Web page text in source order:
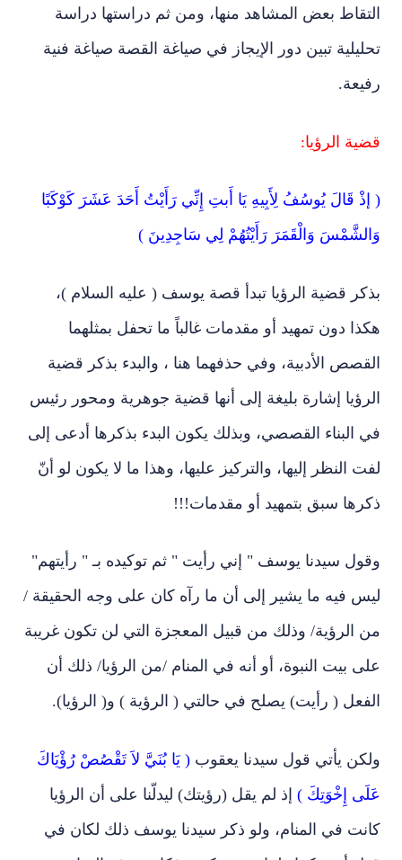
التقاط بعض المشاهد منها، ومن ثم دراستها دراسة
تحليلية تبين دور الإيجاز في صياغة القصة صياغة فنية
رفيعة.
قضية الرؤيا:
( إذْ قَالَ يُوسُفُ لِأَبِيهِ يَا أَبتِ إِنِّي رَأَيْتُ أَحَدَ عَشَرَ كَوْكَبًا
وَالشَّمْسَ وَالْقَمَرَ رَأَيْتُهُمْ لِي سَاجِدِينَ )
بذكر قضية الرؤيا تبدأ قصة يوسف ( عليه السلام )،
هكذا دون تمهيد أو مقدمات غالباً ما تحفل بمثلهما
القصص الأدبية، وفي حذفهما هنا ، والبدء بذكر قضية
الرؤيا إشارة بليغة إلى أنها قضية جوهرية ومحور رئيس
في البناء القصصي، وبذلك يكون البدء بذكرها أدعى إلى
لفت النظر إليها، والتركيز عليها، وهذا ما لا يكون لو أنّ
ذكرها سبق بتمهيد أو مقدمات!!!
وقول سيدنا يوسف " إني رأيت " ثم توكيده بـ " رأيتهم"
ليس فيه ما يشير إلى أن ما رآه كان على وجه الحقيقة /
من الرؤية/ وذلك من قبيل المعجزة التي لن تكون غريبة
على بيت النبوة، أو أنه في المنام /من الرؤيا/ ذلك أن
الفعل ( رأيت) يصلح في حالتي ( الرؤية ) و( الرؤيا).
ولكن يأتي قول سيدنا يعقوب ( يَا بُنَيَّ لاَ تَقْصُصْ رُؤْيَاكَ
عَلَى إِخْوَتِكَ ) إذ لم يقل (رؤيتك) ليدلّنا على أن الرؤيا
كانت في المنام، ولو ذكر سيدنا يوسف ذلك لكان في